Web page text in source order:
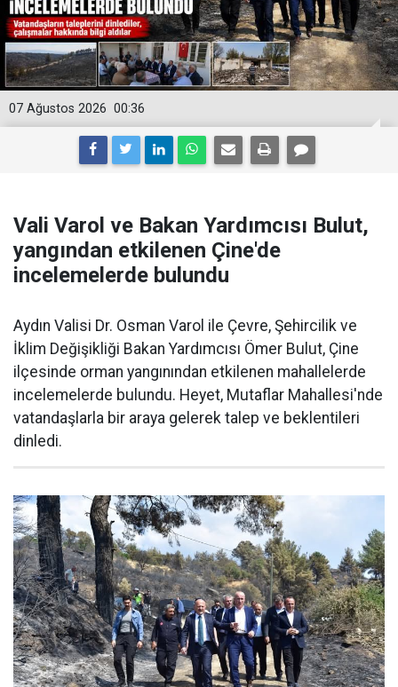
00:36
07 Ağustos 2026
Vali Varol ve Bakan Yardımcısı Bulut,
yangından etkilenen Çine'de
incelemelerde bulundu
Aydın Valisi Dr. Osman Varol ile Çevre, Şehircilik ve
İklim Değişikliği Bakan Yardımcısı Ömer Bulut, Çine
ilçesinde orman yangınından etkilenen mahallelerde
incelemelerde bulundu. Heyet, Mutaflar Mahallesi'nde
vatandaşlarla bir araya gelerek talep ve beklentileri
dinledi.